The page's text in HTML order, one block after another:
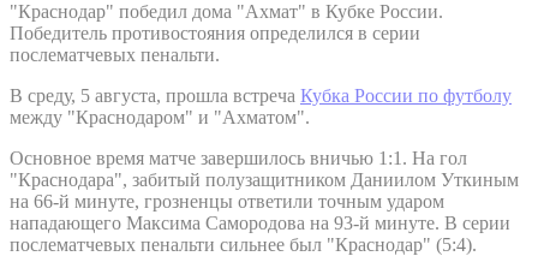
"Краснодар" победил дома "Ахмат" в Кубке России.
Победитель противостояния определился в серии
послематчевых пенальти.
В среду, 5 августа, прошла встреча Кубка России по футболу
между "Краснодаром" и "Ахматом".
Основное время матче завершилось вничью 1:1. На гол
"Краснодара", забитый полузащитником Даниилом Уткиным
на 66-й минуте, грозненцы ответили точным ударом
нападающего Максима Самородова на 93-й минуте. В серии
послематчевых пенальти сильнее был "Краснодар" (5:4).